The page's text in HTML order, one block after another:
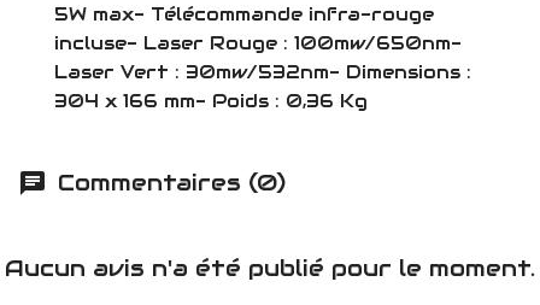
5W max- Télécommande infra-rouge
incluse- Laser Rouge : 100mw/650nm-
Laser Vert : 30mw/532nm- Dimensions :
304 x 166 mm- Poids : 0,36 Kg
Commentaires (0)
Aucun avis n'a été publié pour le moment.